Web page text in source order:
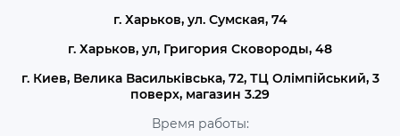
г. Харьков, ул. Сумская, 74
г. Харьков, ул, Григория Сковороды, 48
г. Киев, Велика Васильківська, 72, ТЦ Олімпійський, 3
поверх, магазин 3.29
Время работы: